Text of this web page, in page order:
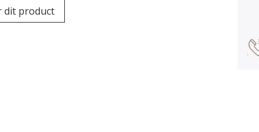
dit product